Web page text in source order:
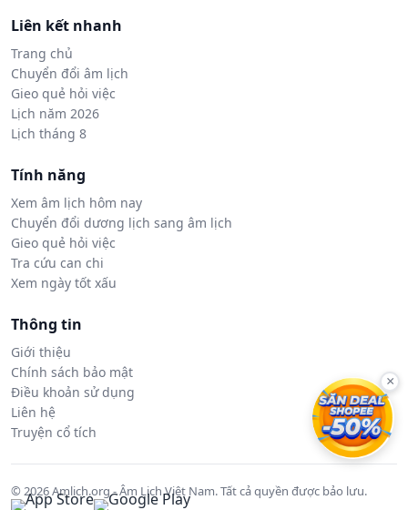
Liên kết nhanh
Trang chủ
Chuyển đổi âm lịch
Gieo quẻ hỏi việc
Lịch năm 2026
Lịch tháng 8
Tính năng
Xem âm lịch hôm nay
Chuyển đổi dương lịch sang âm lịch
Gieo quẻ hỏi việc
Tra cứu can chi
Xem ngày tốt xấu
Thông tin
Giới thiệu
Chính sách bảo mật
Điều khoản sử dụng
Liên hệ
Truyện cổ tích
© 2026 Amlich.org - Âm Lịch Việt Nam. Tất cả quyền được bảo lưu.
×